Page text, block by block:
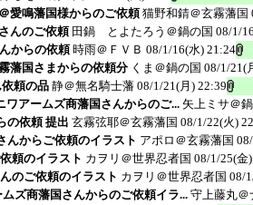
愛鳴藩国様からのご依頼 猫野和錆＠玄霧藩国
んのご依頼 田鍋 とよたろう＠鍋の国 08/1/
からの依頼 時雨＠ＦＶＢ 08/1/16(水) 21:24
藩国さまからの依頼分 くま＠鍋の国 08/1/21(
頼の品 静＠無名騎士藩 08/1/21(月) 22:39
ワアームズ商藩国さんからのご... 矢上ミサ＠
の依頼 提出 玄霧弦耶＠玄霧藩国 08/1/22(火)
んからご依頼のイラスト アポロ＠玄霧藩国
頼のイラスト カヲリ＠世界忍者国 08/1/25(金
のご依頼のイラスト カヲリ＠世界忍者国 08/
ズ商藩国さんからのご依頼イラ... 守上藤丸＠